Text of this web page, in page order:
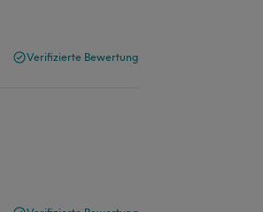
Verifizierte Bewertung